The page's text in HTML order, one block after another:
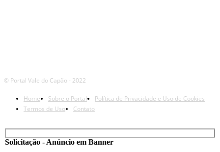
© Portal Vale do Capão - 2022
Home Sobre o Portal
Política de Privacidade e Uso de Cookies
Termos de Uso
Contato
Solicitação - Anúncio em Banner